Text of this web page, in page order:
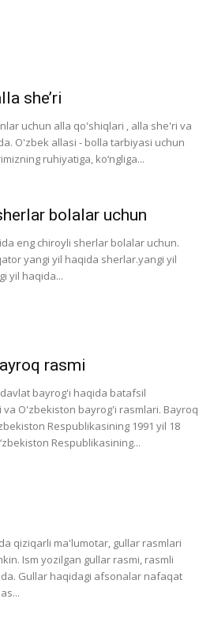
she’ri
uchun alla qo'shiqlari , alla she'ri va
O'zbek allasi - bolla tarbiyasi uchun
ruhiyatiga, ko‘ngliga...
bolalar uchun
eng chiroyli sherlar bolalar uchun.
yangi yil haqida sherlar.yangi yil
yil haqida...
rasmi
bayrog'i haqida batafsil
O'zbekiston bayrog'i rasmlari. Bayroq
Respublikasining 1991 yil 18
Respublikasining...
qiziqarli ma'lumotar, gullar rasmlari
Ism yozilgan gullar rasmi, rasmli
Gullar haqidagi afsonalar nafaqat